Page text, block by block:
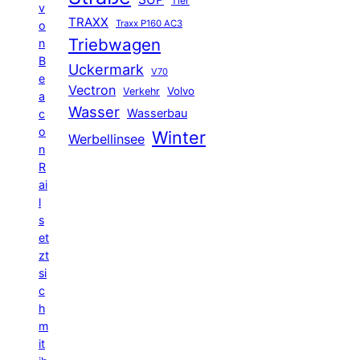
v
o
n
B
e
a
c
o
n
R
ai
l
s
et
zt
si
c
h
m
it
TRAXX Traxx P160 AC3
Triebwagen
Uckermark V70
Vectron Verkehr Volvo
Wasser Wasserbau
Werbellinsee Winter